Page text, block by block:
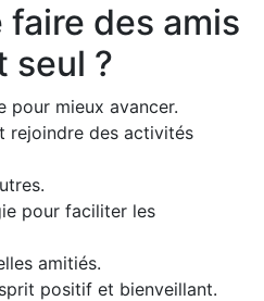
des amis
seul ?
pour mieux avancer.
rejoindre des activités
pour faciliter les
amitiés.
positif et bienveillant.